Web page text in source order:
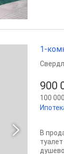
1-
900
100
В